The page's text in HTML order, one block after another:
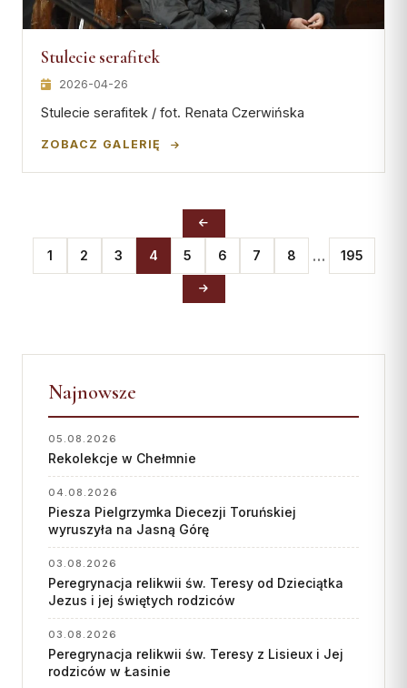
Stulecie serafitek
2026-04-26
Stulecie serafitek / fot. Renata Czerwińska
ZOBACZ GALERIĘ
1 2 3 4 5 6 7 8 … 195
Najnowsze
05.08.2026
Rekolekcje w Chełmnie
04.08.2026
Piesza Pielgrzymka Diecezji Toruńskiej
wyruszyła na Jasną Górę
03.08.2026
Peregrynacja relikwii św. Teresy od Dzieciątka
Jezus i jej świętych rodziców
03.08.2026
Peregrynacja relikwii św. Teresy z Lisieux i Jej
rodziców w Łasinie